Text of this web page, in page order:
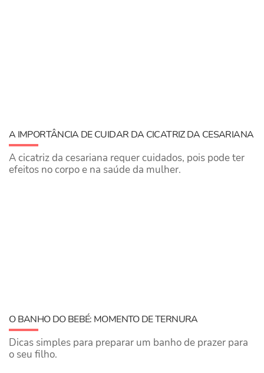
A IMPORTÂNCIA DE CUIDAR DA CICATRIZ DA CESARIANA
A cicatriz da cesariana requer cuidados, pois pode ter
efeitos no corpo e na saúde da mulher.
O BANHO DO BEBÉ: MOMENTO DE TERNURA
Dicas simples para preparar um banho de prazer para
o seu filho.